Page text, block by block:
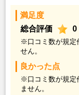
満足度
総合評価
0
※口コミ数が規定
せん。
良かった点
※口コミ数が規定
ません。